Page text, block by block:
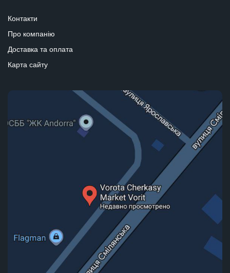
Контакти
Про компанію
Доставка та оплата
Карта сайту